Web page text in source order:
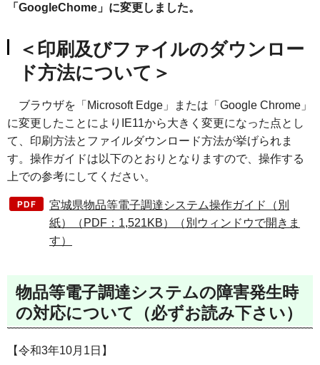
「GoogleChome」に変更しました。
＜印刷及びファイルのダウンロー
ド方法について＞
ブラウザを「Microsoft Edge」または「Google Chrome」
に変更したことによりIE11から大きく変更になった点とし
て、印刷方法とファイルダウンロード方法が挙げられま
す。操作ガイドは以下のとおりとなりますので、操作する
上での参考にしてください。
宮城県物品等電子調達システム操作ガイド（別
紙）（PDF：1,521KB）（別ウィンドウで開きま
す）
物品等電子調達システムの障害発生時
の対応について（必ずお読み下さい）
【令和3年10月1日】